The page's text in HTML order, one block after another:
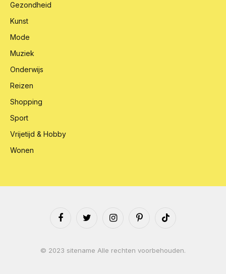
Gezondheid
Kunst
Mode
Muziek
Onderwijs
Reizen
Shopping
Sport
Vrijetijd & Hobby
Wonen
FacebookTwitter InstagramPinterestTikTok
© 2023 sitename Alle rechten voorbehouden.